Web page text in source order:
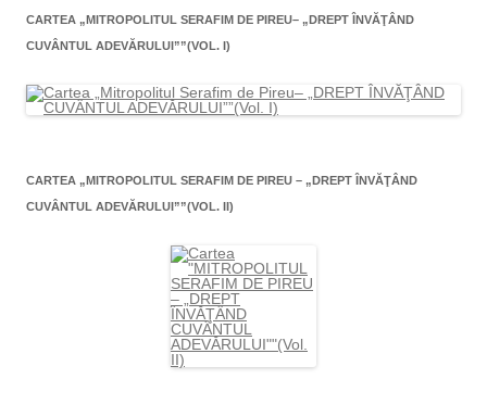
CARTEA „MITROPOLITUL SERAFIM DE PIREU– „DREPT ÎNVĂŢÂND
CUVÂNTUL ADEVĂRULUI””(VOL. I)
CARTEA „MITROPOLITUL SERAFIM DE PIREU – „DREPT ÎNVĂŢÂND
CUVÂNTUL ADEVĂRULUI””(VOL. II)